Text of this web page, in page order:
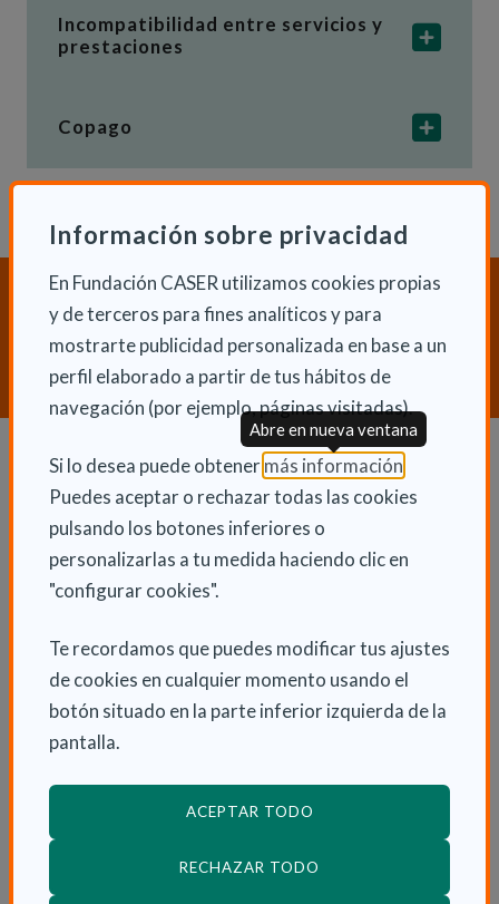
Información sobre privacidad
En Fundación CASER utilizamos cookies propias
y de terceros para fines analíticos y para
mostrarte publicidad personalizada en base a un
perfil elaborado a partir de tus hábitos de
navegación (por ejemplo, páginas visitadas).
Si lo desea puede obtener más información(Abre en
Puedes aceptar o rechazar todas las cookies
pulsando los botones inferiores o
personalizarlas a tu medida haciendo clic en
"configurar cookies".
Te recordamos que puedes modificar tus ajustes
de cookies en cualquier momento usando el
botón situado en la parte inferior izquierda de la
pantalla.
ACEPTAR TODO
RECHAZAR TODO
Abre en nueva ventana
Incompatibilidad entre servicios y
prestaciones
Copago
¿Necesitas orientación sobre
Dependencia y Discapacidad?
CONTACTA CON NOSOTROS
Dependencia y autonomía
La dependencia
Dependencia en las CCAA
Trámites
La Ley de dependencia
Servicios
Ayudas económicas
Tipos de discapacidad